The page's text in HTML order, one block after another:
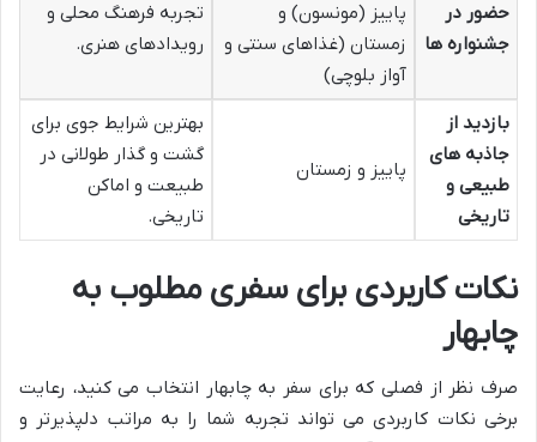
حضور در
جشنواره ها
پاییز (مونسون) و
زمستان (غذاهای سنتی و
آواز بلوچی)
تجربه فرهنگ محلی و
رویدادهای هنری.
بازدید از
جاذبه های
طبیعی و
تاریخی
پاییز و زمستان
بهترین شرایط جوی برای
گشت و گذار طولانی در
طبیعت و اماکن
تاریخی.
نکات کاربردی برای سفری مطلوب به
چابهار
صرف نظر از فصلی که برای سفر به چابهار انتخاب می کنید، رعایت
برخی نکات کاربردی می تواند تجربه شما را به مراتب دلپذیرتر و